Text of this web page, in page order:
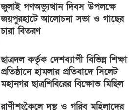
জুলাই গণঅভ্যুত্থান দিবস উপলক্ষে
জয়পুরহাটে আলোচনা সভা ও গাছের
চারা বিতরণ
ছাত্রদল কর্তৃক দেশব্যাপী বিভিন্ন শিক্ষা
প্রতিষ্ঠানে হামলার প্রতিবাদে সিলেট
মহানগর ছাত্রশিবিরের বিক্ষোভ মিছিল
রাণীশংকৈলে দুস্থ ও গরিব মহিলাদের